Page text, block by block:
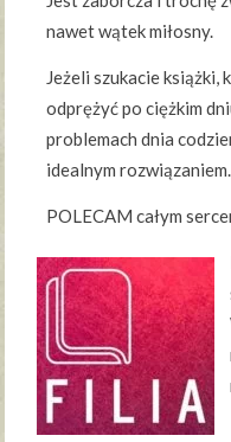
nawet wątek miłosny.
Jeżeli szukacie
odprężyć po ciężkim
problemach dnia
idealnym rozwiązaniem.
POLECAM całym